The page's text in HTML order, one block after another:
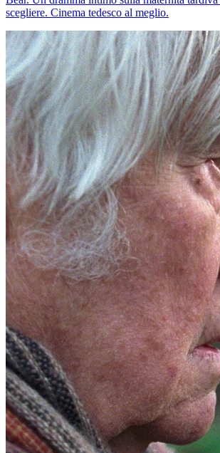
scegliere. Cinema tedesco al meglio.